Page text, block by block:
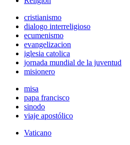
cristianismo
dialogo interreligioso
ecumenismo
evangelizacion
iglesia catolica
jornada mundial de la juventud
misionero
misa
papa francisco
sinodo
viaje apostólico
Vaticano